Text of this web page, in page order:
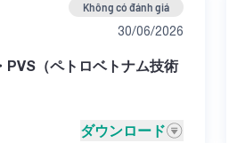
Không có đánh giá
30/06/2026
PVS（ペトロベトナム技術
ダウンロード